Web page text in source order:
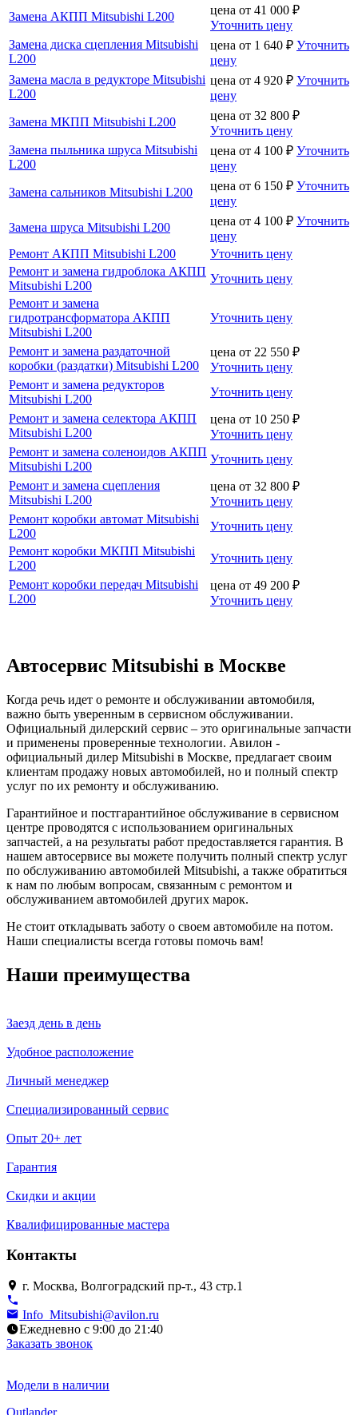
Замена АКПП Mitsubishi L200
цена от 41 000 ₽
Уточнить цену
Замена диска сцепления Mitsubishi
L200
цена от 1 640 ₽ Уточнить
цену
Замена масла в редукторе Mitsubishi
L200
цена от 4 920 ₽ Уточнить
цену
Замена МКПП Mitsubishi L200
цена от 32 800 ₽
Уточнить цену
Замена пыльника шруса Mitsubishi
L200
цена от 4 100 ₽ Уточнить
цену
Замена сальников Mitsubishi L200
цена от 6 150 ₽ Уточнить
цену
Замена шруса Mitsubishi L200
цена от 4 100 ₽ Уточнить
цену
Ремонт АКПП Mitsubishi L200
Уточнить цену
Ремонт и замена гидроблока АКПП
Mitsubishi L200
Уточнить цену
Ремонт и замена
гидротрансформатора АКПП
Mitsubishi L200
Уточнить цену
Ремонт и замена раздаточной
коробки (раздатки) Mitsubishi L200
цена от 22 550 ₽
Уточнить цену
Ремонт и замена редукторов
Mitsubishi L200
Уточнить цену
Ремонт и замена селектора АКПП
Mitsubishi L200
цена от 10 250 ₽
Уточнить цену
Ремонт и замена соленоидов АКПП
Mitsubishi L200
Уточнить цену
Ремонт и замена сцепления
Mitsubishi L200
цена от 32 800 ₽
Уточнить цену
Ремонт коробки автомат Mitsubishi
L200
Уточнить цену
Ремонт коробки МКПП Mitsubishi
L200
Уточнить цену
Ремонт коробки передач Mitsubishi
L200
цена от 49 200 ₽
Уточнить цену
Автосервис Mitsubishi в Москве
Когда речь идет о ремонте и обслуживании автомобиля,
важно быть уверенным в сервисном обслуживании.
Официальный дилерский сервис – это оригинальные запчасти
и применены проверенные технологии. Авилон -
официальный дилер Mitsubishi в Москве, предлагает своим
клиентам продажу новых автомобилей, но и полный спектр
услуг по их ремонту и обслуживанию.
Гарантийное и постгарантийное обслуживание в сервисном
центре проводятся с использованием оригинальных
запчастей, а на результаты работ предоставляется гарантия. В
нашем автосервисе вы можете получить полный спектр услуг
по обслуживанию автомобилей Mitsubishi, а также обратиться
к нам по любым вопросам, связанным с ремонтом и
обслуживанием автомобилей других марок.
Не стоит откладывать заботу о своем автомобиле на потом.
Наши специалисты всегда готовы помочь вам!
Наши преимущества
Заезд день в день
Удобное расположение
Личный менеджер
Специализированный сервис
Опыт 20+ лет
Гарантия
Скидки и акции
Квалифицированные мастера
Контакты
г. Москва, Волгоградский пр-т., 43 стр.1
Info_Mitsubishi@avilon.ru
Ежедневно с 9:00 до 21:40
Заказать звонок
Модели в наличии
Outlander